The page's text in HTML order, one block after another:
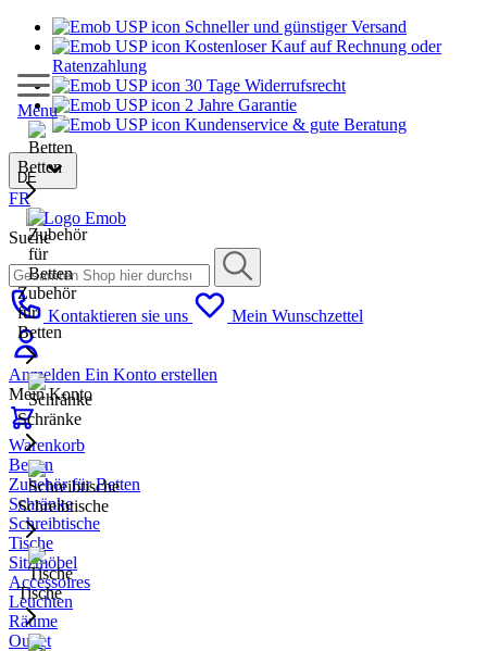
Schneller und günstiger Versand
Kostenloser Kauf auf Rechnung oder
Ratenzahlung
30 Tage Widerrufsrecht
2 Jahre Garantie
Kundenservice & gute Beratung
DE
FR
Suche
Kontaktieren sie uns Mein Wunschzettel
Anmelden Ein Konto erstellen
Mein Konto
Warenkorb
Menu
Betten
Zubehör
für
Betten
Schränke
Schreibtische
Tische
Betten
Zubehör für Betten
Schränke
Schreibtische
Tische
Sitzmöbel
Accessoires
Leuchten
Räume
Outlet